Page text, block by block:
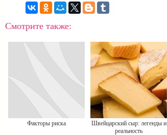
Смотрите также:
Факторы риска
Швейцарский сыр: легенды и
реальность